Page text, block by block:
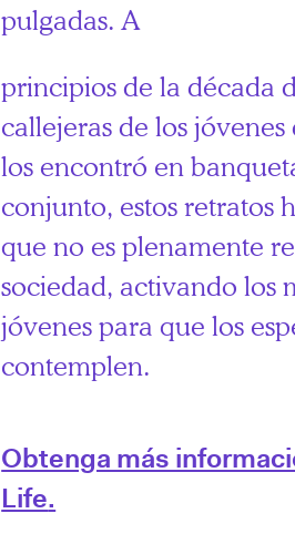
pulgadas. A
principios de la década
callejeras de los
los encontró en
conjunto, estos retratos
que no es plenamente
sociedad, activando los
jóvenes para que los
contemplen.
Obtenga más
Life.